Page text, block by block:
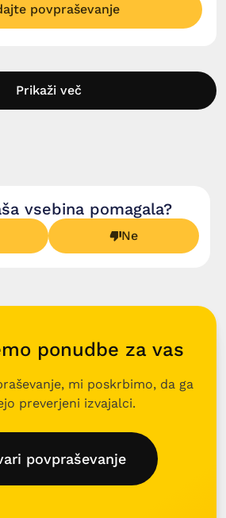
povpraševanje
Prikaži več
vsebina pomagala?
Ne
ponudbe za vas
mi poskrbimo, da ga
preverjeni izvajalci.
povpraševanje